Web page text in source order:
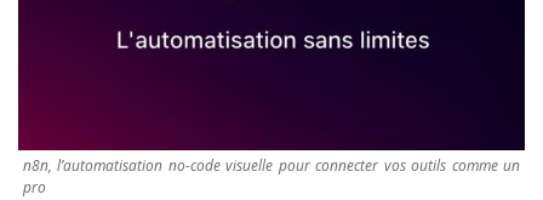
n8n, l’automatisation no-code visuelle pour connecter vos outils comme un
pro